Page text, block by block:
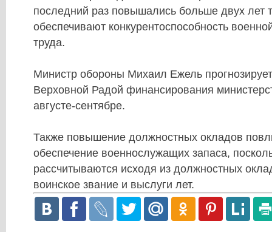
последний раз повышались больше двух лет
обеспечивают конкурентоспособность
труда.
Министр обороны Михаил Ежель
Верховной Радой финансирования
августе-сентябре.
Также повышение должностных окладов
обеспечение военнослужащих запаса,
рассчитываются исходя из должностных
воинское звание и выслуги лет.